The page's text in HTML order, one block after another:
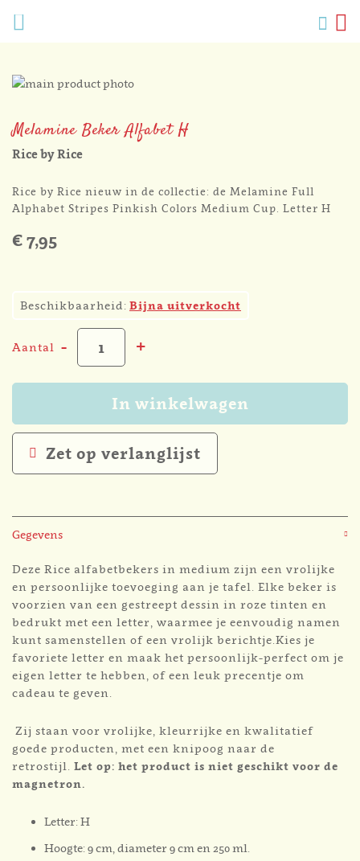
Zoek
Melamine Beker Alfabet H
Rice by Rice
Rice by Rice nieuw in de collectie: de Melamine Full
Alphabet Stripes Pinkish Colors Medium Cup. Letter H
€ 7,95
Beschikbaarheid: Bijna uitverkocht
Aantal - +
In winkelwagen
Zet op verlanglijst
Gegevens
Deze Rice alfabetbekers in medium zijn een vrolijke
en persoonlijke toevoeging aan je tafel. Elke beker is
voorzien van een gestreept dessin in roze tinten en
bedrukt met een letter, waarmee je eenvoudig namen
kunt samenstellen of een vrolijk berichtje.Kies je
favoriete letter en maak het persoonlijk-perfect om je
eigen letter te hebben, of een leuk precentje om
cadeau te geven.
Zij staan voor vrolijke, kleurrijke en kwalitatief
goede producten, met een knipoog naar de
retrostijl.
Let op: het product is niet geschikt voor de
magnetron.
Letter: H
Hoogte: 9 cm, diameter 9 cm en 250 ml.
Ga
einde
van
afbeeldingen-
gallerij
het
begin
de
afbeeldingen-